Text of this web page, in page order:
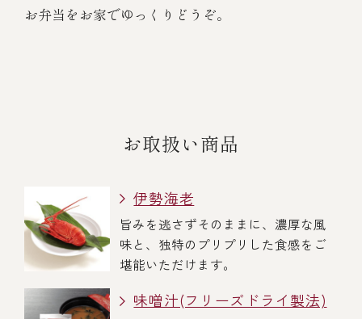
お弁当をお家でゆっくりどうぞ。
お取扱い商品
伊勢海老
旨みを逃さずそのままに、濃厚な風
味と、独特のプリプリした食感をご
堪能いただけます。
味噌汁(フリーズドライ製法)